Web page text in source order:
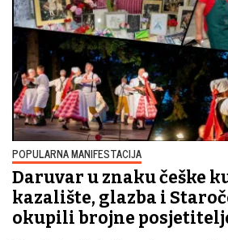
POPULARNA MANIFESTACIJA
Daruvar u znaku češke
kazalište, glazba i
okupili brojne